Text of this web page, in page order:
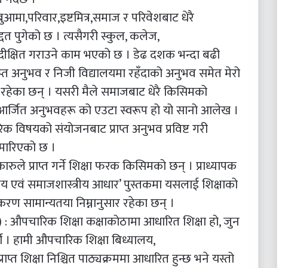
र परिवेशबाट धेरै
पुगेको छ । त्यसैगरी स्कुल, कलेज,
गराउने काम भएको छ । डेढ दशक भन्दा बढी
अनुभव र निजी विद्यालयमा रहँदाको अनुभव समेत मेरो
रहेका छन् । यसरी मैले समाजबाट धेरै किसिमको
आर्जित अनुभवहरू को एउटा स्वरूप हो यो सानो आलेख ।
विषयको संयोजनबाट प्राप्त अनुभव प्रविष्ट गरी
छ ।
प्राप्त गर्ने शिक्षा फरक किसिमको छन् । प्राध्यापक
एवं समाजशास्त्रीय आधार’ पुस्तकमा यसलाई शिक्षाको
सामान्यतया निम्नानुसार रहेका छन् ।
शिक्षा कक्षाकोठामा आधारित शिक्षा हो, जुन
‌‌‍‌। हामी औपचारिक शिक्षा बिध्यालय,
शिक्षा निश्चित पाठ्यक्रममा आधारित हुन्छ भने यस्तो